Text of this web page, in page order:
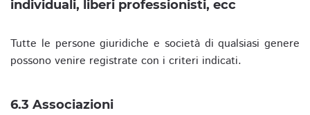
individuali, liberi professionisti, ecc
Tutte le persone giuridiche e società di qualsiasi genere
possono venire registrate con i criteri indicati.
6.3 Associazioni